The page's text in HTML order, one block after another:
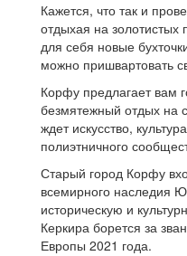
Кажется, что так и
отдыхая на золотистых
для себя новые
можно пришвартовать
Корфу предлагает вам
безмятежный отдых на
ждет искусство,
полиэтничного
Старый город Корфу
всемирного
историческую и
Керкира борется за
Европы 2021 года.